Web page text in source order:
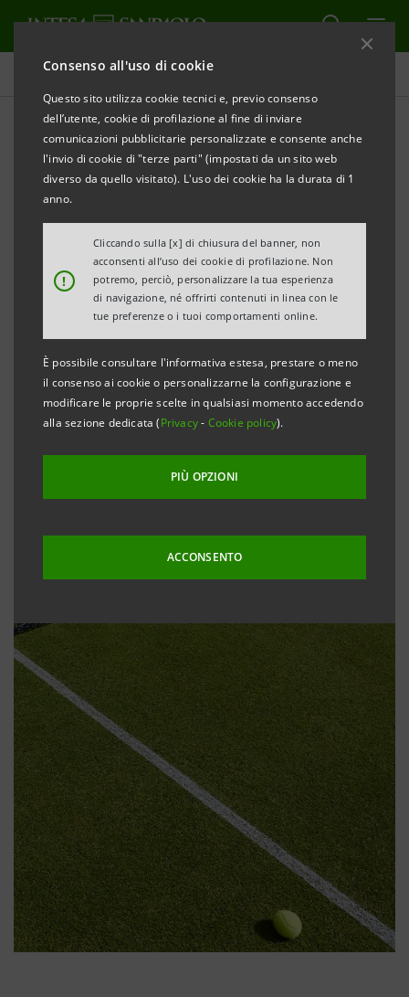
Consenso all'uso di cookie
Questo sito utilizza cookie tecnici e, previo consenso
dell’utente, cookie di profilazione al fine di inviare
comunicazioni pubblicitarie personalizzate e consente anche
l'invio di cookie di "terze parti" (impostati da un sito web
diverso da quello visitato). L'uso dei cookie ha la durata di 1
anno.
!
Cliccando sulla [x] di chiusura del banner, non
acconsenti all’uso dei cookie di profilazione. Non
potremo, perciò, personalizzare la tua esperienza
di navigazione, né offrirti contenuti in linea con le
tue preferenze o i tuoi comportamenti online.
È possibile consultare l'informativa estesa, prestare o meno
il consenso ai cookie o personalizzarne la configurazione e
modificare le proprie scelte in qualsiasi momento accedendo
alla sezione dedicata (Privacy- Cookie policy).
PIÙ OPZIONI
ACCONSENTO
Tutti i progetti
SPORT
"Gaibledon": Veneto Open
2024 partner Intesa
Sanpaolo